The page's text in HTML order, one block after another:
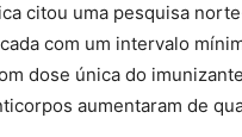
citou uma pesquisa
com um intervalo
dose única do
aumentaram de